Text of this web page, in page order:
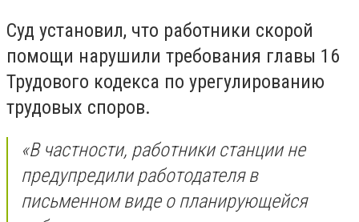
Суд установил, что работники скорой
помощи нарушили требования главы 16
Трудового кодекса по урегулированию
трудовых споров.
«В частности, работники станции не
предупредили работодателя в
письменном виде о планирующейся